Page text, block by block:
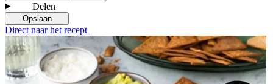
Delen
Opslaan
Direct naar het recept